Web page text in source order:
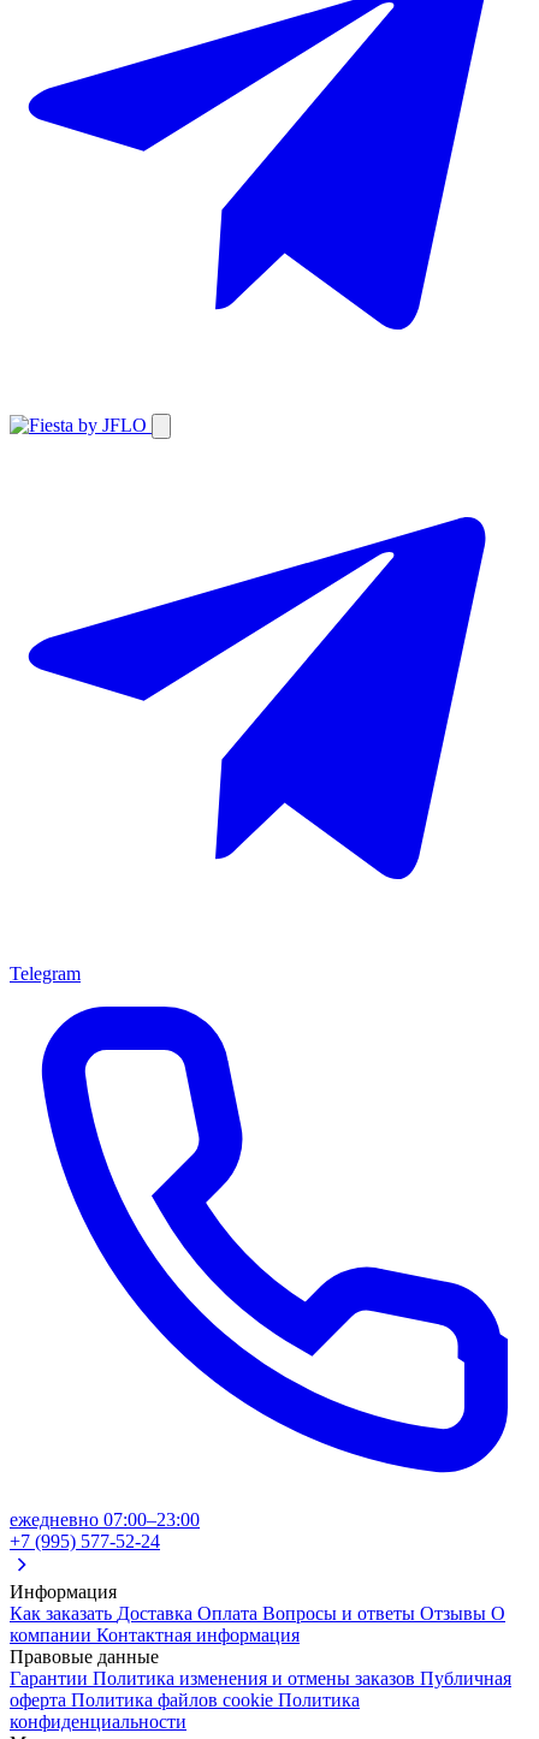
Telegram
ежедневно 07:00–23:00
+7 (995) 577-52-24
Информация
Как заказать Доставка Оплата Вопросы и ответы Отзывы О
компании Контактная информация
Правовые данные
Гарантии Политика изменения и отмены заказов Публичная
оферта Политика файлов cookie Политика
конфиденциальности